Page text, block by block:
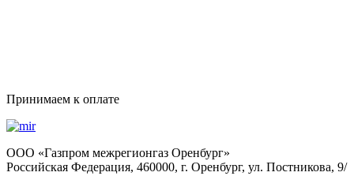
Принимаем к оплате
OOO «Газпром межрегионгаз Оренбург»
Российская Федерация, 460000, г. Оренбург, ул. Постникова, 9/